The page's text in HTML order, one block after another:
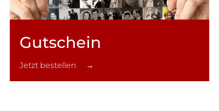
Gutschein
Jetzt bestellen →